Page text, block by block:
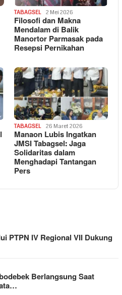
TABAGSEL 2 Mei 2026
Filosofi dan Makna
Mendalam di Balik
Manortor Parmasak pada
Resepsi Pernikahan
TABAGSEL 26 Maret 2026
Manaon Lubis Ingatkan
JMSI Tabagsel: Jaga
Solidaritas dalam
Menghadapi Tantangan
Pers
PTPN IV Regional VII Dukung
Berlangsung Saat